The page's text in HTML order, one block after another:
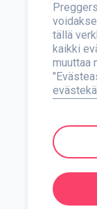
©
tällä
kaikki
muuttaa